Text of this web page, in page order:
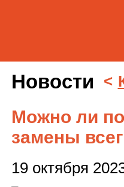
Новости <
Можно ли
замены
19 октября